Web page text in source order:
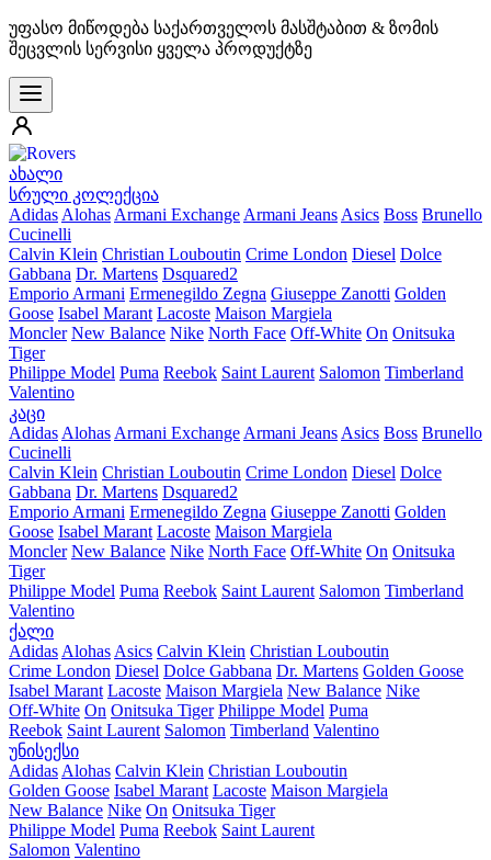
უფასო მიწოდება საქართველოს მასშტაბით & ზომის
შეცვლის სერვისი ყველა პროდუქტზე
ახალი
სრული კოლექცია
Adidas Alohas Armani Exchange Armani Jeans Asics Boss Brunello
Cucinelli
Calvin Klein Christian Louboutin Crime London Diesel Dolce
Gabbana Dr. Martens Dsquared2
Emporio Armani Ermenegildo Zegna Giuseppe Zanotti Golden
Goose Isabel Marant Lacoste Maison Margiela
Moncler New Balance Nike North Face Off-White On Onitsuka
Tiger
Philippe Model Puma Reebok Saint Laurent Salomon Timberland
Valentino
კაცი
Adidas Alohas Armani Exchange Armani Jeans Asics Boss Brunello
Cucinelli
Calvin Klein Christian Louboutin Crime London Diesel Dolce
Gabbana Dr. Martens Dsquared2
Emporio Armani Ermenegildo Zegna Giuseppe Zanotti Golden
Goose Isabel Marant Lacoste Maison Margiela
Moncler New Balance Nike North Face Off-White On Onitsuka
Tiger
Philippe Model Puma Reebok Saint Laurent Salomon Timberland
Valentino
ქალი
Adidas Alohas Asics Calvin Klein Christian Louboutin
Crime London Diesel Dolce Gabbana Dr. Martens Golden Goose
Isabel Marant Lacoste Maison Margiela New Balance Nike
Off-White On Onitsuka Tiger Philippe Model Puma
Reebok Saint Laurent Salomon Timberland Valentino
უნისექსი
Adidas Alohas Calvin Klein Christian Louboutin
Golden Goose Isabel Marant Lacoste Maison Margiela
New Balance Nike On Onitsuka Tiger
Philippe Model Puma Reebok Saint Laurent
Salomon Valentino